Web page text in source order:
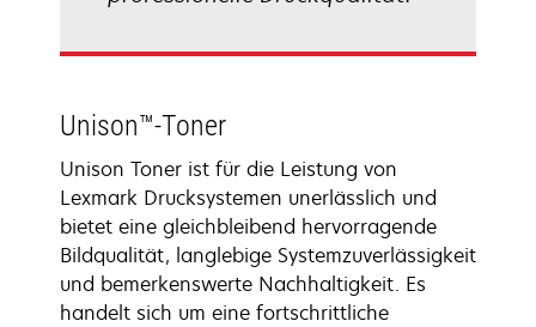
Unison™-Toner
Unison Toner ist für die Leistung von
Lexmark Drucksystemen unerlässlich und
bietet eine gleichbleibend hervorragende
Bildqualität, langlebige Systemzuverlässigkeit
und bemerkenswerte Nachhaltigkeit. Es
handelt sich um eine fortschrittliche